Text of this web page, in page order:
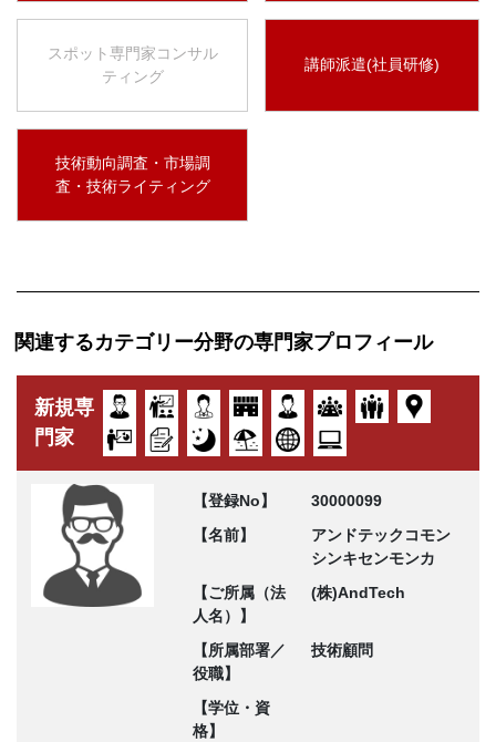
スポット専門家コンサル
ティング
講師派遣(社員研修)
技術動向調査・市場調
査・技術ライティング
関連するカテゴリー分野の専門家プロフィール
新規専
門家
【登録No】
30000099
【名前】
アンドテックコモン
シンキセンモンカ
【ご所属（法
人名）】
(株)AndTech
【所属部署／
役職】
技術顧問
【学位・資
格】